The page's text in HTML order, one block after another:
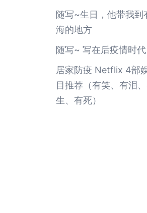
随写~生日，他带我到
海的地方
随写~ 写在后疫情时代
居家防疫 Netflix 4部
目推荐（有笑、有泪
生、有死）